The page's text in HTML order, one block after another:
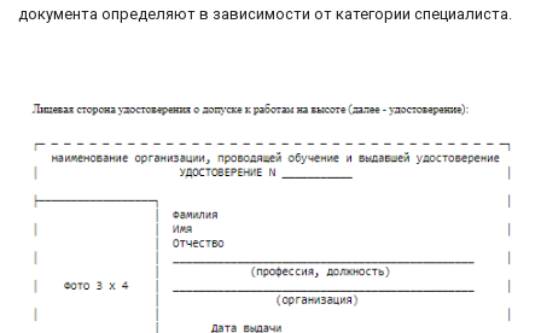
документа определяют в зависимости от категории специалиста.